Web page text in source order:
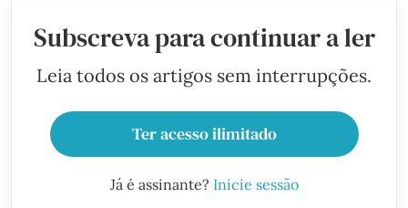
Subscreva para continuar a ler
Leia todos os artigos sem interrupções.
Ter acesso ilimitado
Já é assinante? Inicie sessão